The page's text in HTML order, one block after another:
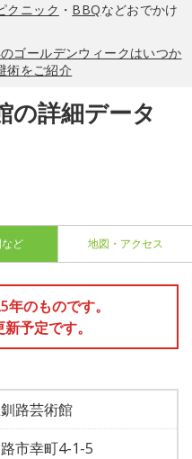
クニック ・ BBQなどおでかけ
ゴールデンウィークはいつか
術をご紹介
の詳細データ
ど 地図・アクセス
のものです。
予定です。
路芸術館
市幸町4-1-5